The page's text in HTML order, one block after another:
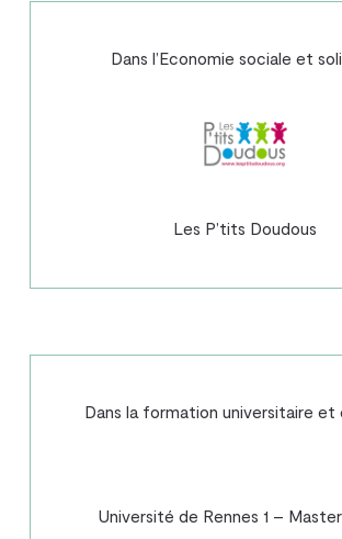
Dans l’Economie sociale et
Les P’tits Doudous
Dans la formation universitaire et
Université de Rennes 1 –